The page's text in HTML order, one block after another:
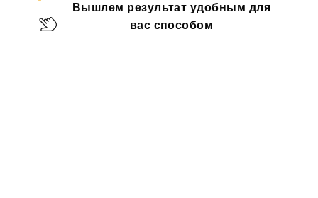
Вышлем результат удобным для
вас способом